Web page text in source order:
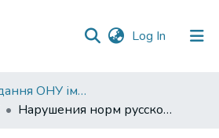
Log In (current)
Наукові видання ОНУ імені І. І. Мечникова
Нарушения норм русской письменной речи в сети Интернет